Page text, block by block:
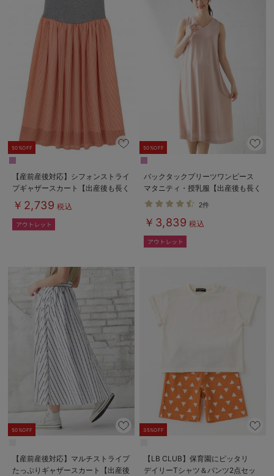
50%OFF
【産前産後対応】シフォンストライ
プギャザースカート【出産後も長く
使える】
￥2,739 税込
50%OFF
バックタックプリーツワンピース
マタニティ・授乳服【出産後も長く
使える】
2件
￥3,839 税込
50%OFF
【産前産後対応】マルチストライプ
たっぷりギャザースカート【出産後
35%OFF
【LB CLUB】保育園にピッタリ
デイリーTシャツ＆パンツ2点セッ